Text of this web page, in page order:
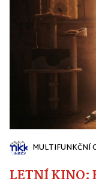
MULTIFUNKČNÍ
LETNÍ KINO: